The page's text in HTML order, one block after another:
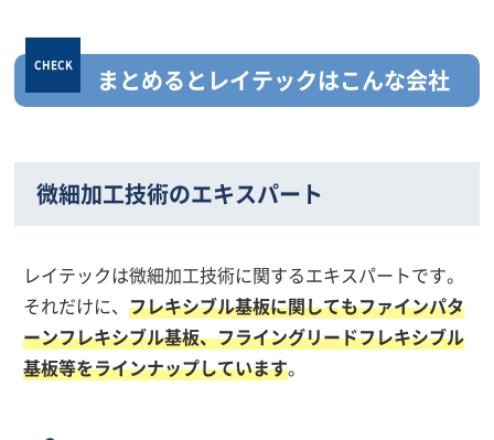
まとめるとレイテックはこんな会社
微細加工技術のエキスパート
レイテックは微細加工技術に関するエキスパートです。
それだけに、フレキシブル基板に関してもファインパタ
ーンフレキシブル基板、フライングリードフレキシブル
基板等をラインナップしています。